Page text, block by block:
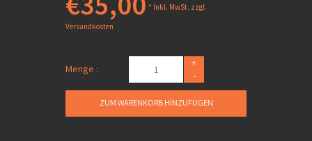
* Inkl. MwSt. zzgl.
Versandkosten
Menge :
+
-
ZUM WARENKORB HINZUFÜGEN